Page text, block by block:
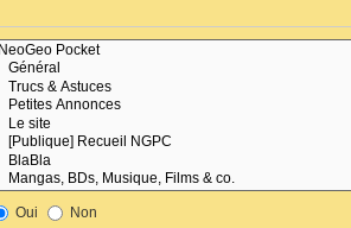
Oui
Non